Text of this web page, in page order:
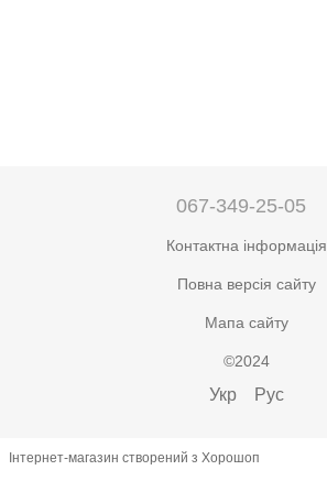
067-349-25-05
Контактна інформація
Повна версія сайту
Мапа сайту
©2024
Укр Рус
Інтернет-магазин створений з Хорошоп